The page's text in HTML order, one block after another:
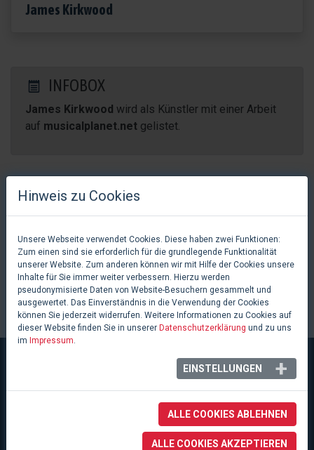
INFOBOX
James Kirkwood wird als Künstler mit einer Arbeit
auf musicalplanet.net gelistet.
ARBEITEN HINTER DER BÜHNE
Show / Produktion Aufgabe
A Chrous Line Buch
James Kirkwood
Hinweis zu Cookies
Unsere Webseite verwendet Cookies. Diese haben zwei Funktionen:
Zum einen sind sie erforderlich für die grundlegende Funktionalität
unserer Website. Zum anderen können wir mit Hilfe der Cookies unsere
Inhalte für Sie immer weiter verbessern. Hierzu werden
pseudonymisierte Daten von Website-Besuchern gesammelt und
ausgewertet. Das Einverständnis in die Verwendung der Cookies
können Sie jederzeit widerrufen. Weitere Informationen zu Cookies auf
dieser Website finden Sie in unserer Datenschutzerklärung und zu uns
im Impressum.
EINSTELLUNGEN
ALLE COOKIES ABLEHNEN
ALLE COOKIES AKZEPTIEREN